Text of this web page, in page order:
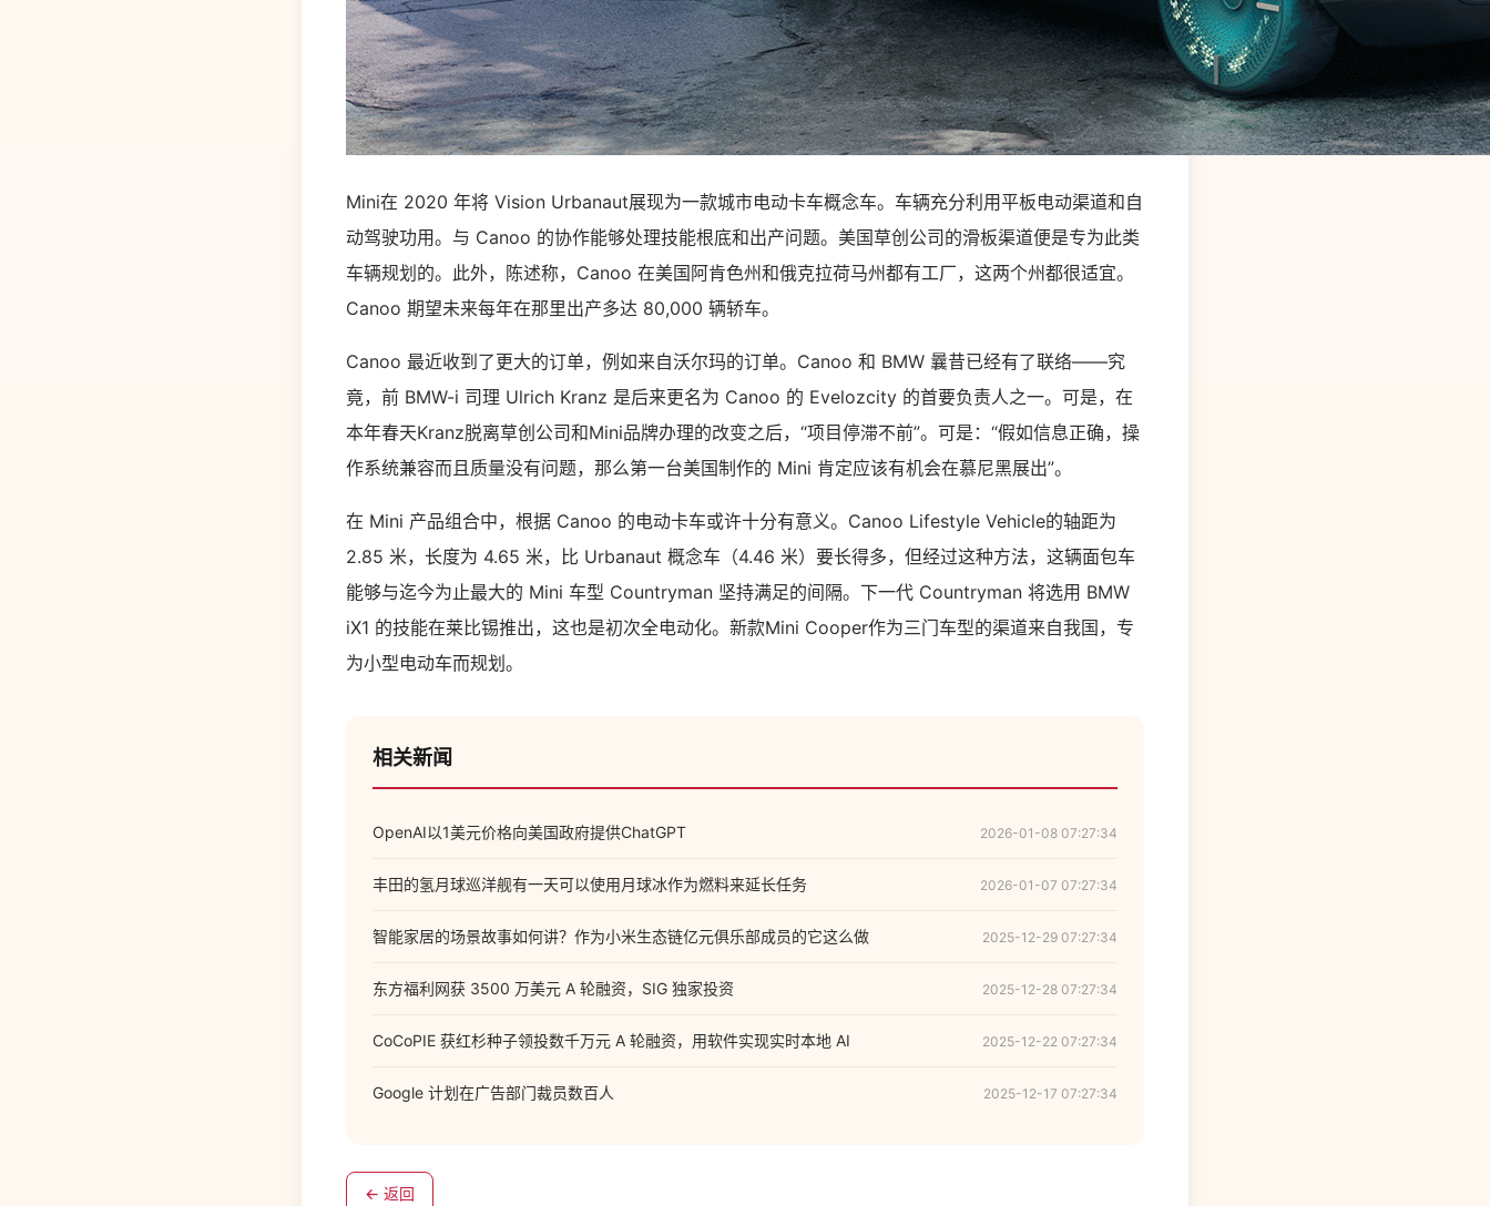
Mini在 2020 年将 Vision Urbanaut展现为一款城市电动卡车概念车。车辆充分利用平板电动渠道和自
动驾驶功用。与 Canoo 的协作能够处理技能根底和出产问题。美国草创公司的滑板渠道便是专为此类
车辆规划的。此外，陈述称，Canoo 在美国阿肯色州和俄克拉荷马州都有工厂，这两个州都很适宜。
Canoo 期望未来每年在那里出产多​​达 80,000 辆轿车。
Canoo 最近收到了更大的订单，例如来自沃尔玛的订单。Canoo 和 BMW 曩昔已经有了联络——究
竟，前 BMW-i 司理 Ulrich Kranz 是后来更名为 Canoo 的 Evelozcity 的首要负责人之一。可是，在
本年春天Kranz脱离草创公司和Mini品牌办理的改变之后，“项目停滞不前”。可是：“假如信息正确，操
作系统兼容而且质量没有问题，那么第一台美国制作的 Mini 肯定应该有机会在慕尼黑展出”。
在 Mini 产品组合中，根据 Canoo 的电动卡车或许十分有意义。Canoo Lifestyle Vehicle的轴距为
2.85 米，长度为 4.65 米，比 Urbanaut 概念车（4.46 米）要长得多，但经过这种方法，这辆面包车
能够与迄今为止最大的 Mini 车型 Countryman 坚持满足的间隔。下一代 Countryman 将选用 BMW
iX1 的技能在莱比锡推出，这也是初次全电动化。新款Mini Cooper作为三门车型的渠道来自我国，专
为小型电动车而规划。
相关新闻
OpenAI以1美元价格向美国政府提供ChatGPT 2026-01-08 07:27:34
丰田的氢月球巡洋舰有一天可以使用月球冰作为燃料来延长任务 2026-01-07 07:27:34
智能家居的场景故事如何讲？作为小米生态链亿元俱乐部成员的它这么做 2025-12-29 07:27:34
东方福利网获 3500 万美元 A 轮融资，SIG 独家投资 2025-12-28 07:27:34
CoCoPIE 获红杉种子领投数千万元 A 轮融资，用软件实现实时本地 AI 2025-12-22 07:27:34
Google 计划在广告部门裁员数百人 2025-12-17 07:27:34
← 返回